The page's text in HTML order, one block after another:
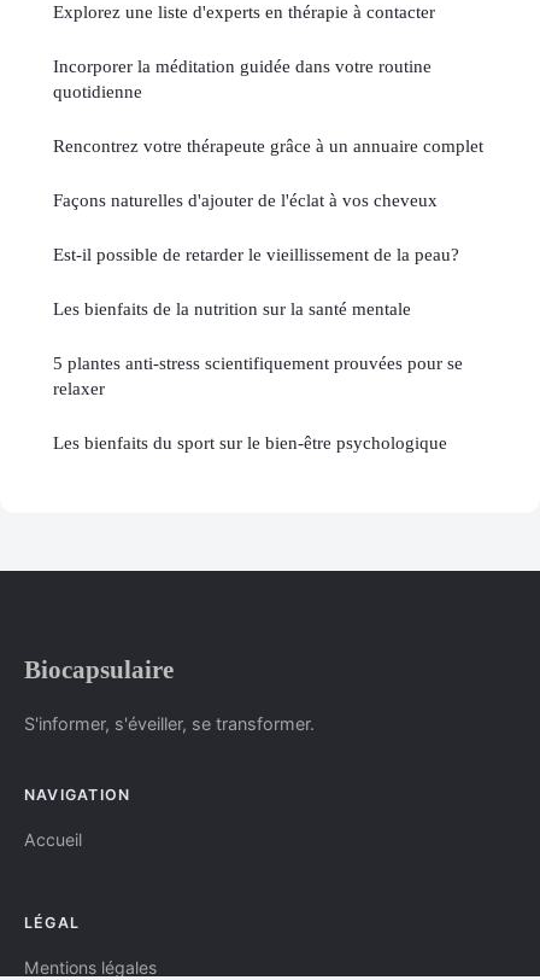
Explorez une liste d'experts en thérapie à contacter
Incorporer la méditation guidée dans votre routine
quotidienne
Rencontrez votre thérapeute grâce à un annuaire complet
Façons naturelles d'ajouter de l'éclat à vos cheveux
Est-il possible de retarder le vieillissement de la peau?
Les bienfaits de la nutrition sur la santé mentale
5 plantes anti-stress scientifiquement prouvées pour se
relaxer
Les bienfaits du sport sur le bien-être psychologique
Biocapsulaire
S'informer, s'éveiller, se transformer.
NAVIGATION
Accueil
LÉGAL
Mentions légales